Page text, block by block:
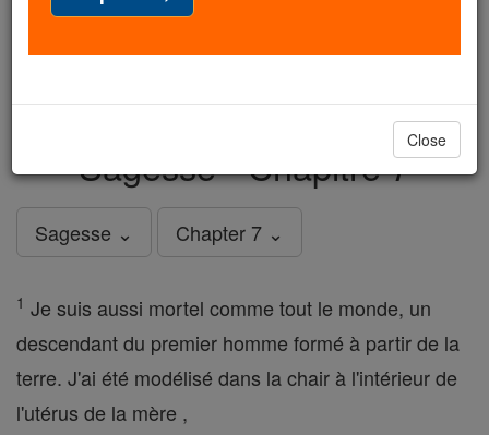
But fewer than 2% of readers donate. If everyone gave
just$5, the cost of a coffee, we could rebuild stronger
in faith. Thank you.DONATE TODAY >
Sagesse - Chapitre 7
Sagesse ⌄ Chapter 7 ⌄
1 Je suis aussi mortel comme tout le monde, un
descendant du premier homme formé à partir de la
terre. J'ai été modélisé dans la chair à l'intérieur de
l'utérus de la mère ,
Close